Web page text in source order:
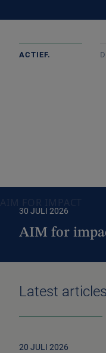
ACTIEF.
AIM FOR IMPACT
30 JULI 2026
AIM for
Latest articles
20 JULI 2026